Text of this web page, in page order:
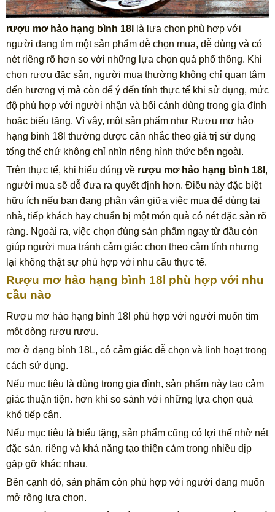
rượu mơ hảo hạng bình 18l
là lựa chọn phù hợp với
người đang tìm một sản phẩm dễ chọn mua, dễ dùng và có
nét riêng rõ hơn so với những lựa chọn quá phổ thông. Khi
chọn rượu đặc sản, người mua thường không chỉ quan tâm
đến hương vị mà còn để ý đến tính thực tế khi sử dụng, mức
độ phù hợp với người nhận và bối cảnh dùng trong gia đình
hoặc biếu tặng. Vì vậy, một sản phẩm như Rượu mơ hảo
hạng bình 18l thường được cân nhắc theo giá trị sử dụng
tổng thể chứ không chỉ nhìn riêng hình thức bên ngoài.
Trên thực tế, khi hiểu đúng về rượu mơ hảo hạng bình 18l ,
người mua sẽ dễ đưa ra quyết định hơn. Điều này đặc biệt
hữu ích nếu bạn đang phân vân giữa việc mua để dùng tại
nhà, tiếp khách hay chuẩn bị một món quà có nét đặc sản rõ
ràng. Ngoài ra, việc chọn đúng sản phẩm ngay từ đầu còn
giúp người mua tránh cảm giác chọn theo cảm tính nhưng
lại không thật sự phù hợp với nhu cầu thực tế.
Rượu mơ hảo hạng bình 18l phù hợp với nhu
cầu nào
Rượu mơ hảo hạng bình 18l phù hợp với người muốn tìm
một dòng rượu rượu.
mơ ở dạng bình 18L, có cảm giác dễ chọn và linh hoạt trong
cách sử dụng.
Nếu mục tiêu là dùng trong gia đình, sản phẩm này tạo cảm
giác thuận tiện. hơn khi so sánh với những lựa chọn quá
khó tiếp cận.
Nếu mục tiêu là biếu tặng, sản phẩm cũng có lợi thế nhờ nét
đặc sản. riêng và khả năng tạo thiện cảm trong nhiều dịp
gặp gỡ khác nhau.
Bên cạnh đó, sản phẩm còn phù hợp với người đang muốn
mở rộng lựa chọn.